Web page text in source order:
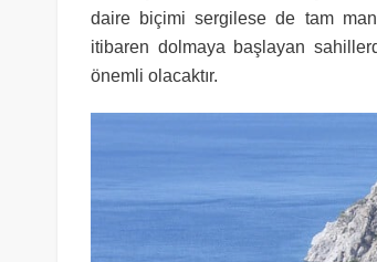
daire biçimi sergilese de tam
itibaren dolmaya başlayan
önemli olacaktır.